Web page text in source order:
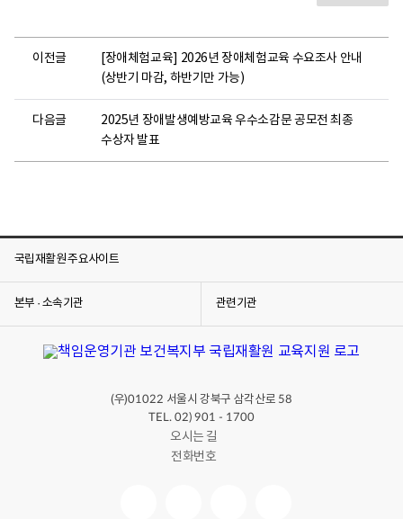
이전글
[장애체험교육] 2026년 장애체험교육 수요조사 안내
(상반기 마감, 하반기만 가능)
다음글
2025년 장애발생예방교육 우수소감문 공모전 최종
수상자 발표
국립재활원 주요사이트
본부 · 소속기관 관련기관
(우)01022 서울시 강북구 삼각산로 58
TEL. 02) 901 - 1700
오시는 길
전화번호